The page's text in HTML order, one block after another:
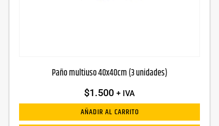
Paño multiuso 40x40cm (3 unidades)
$1.500 + IVA
AÑADIR AL CARRITO